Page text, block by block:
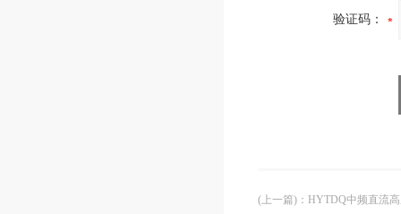
验证码：
(上一篇) ： HYTDQ中频直流